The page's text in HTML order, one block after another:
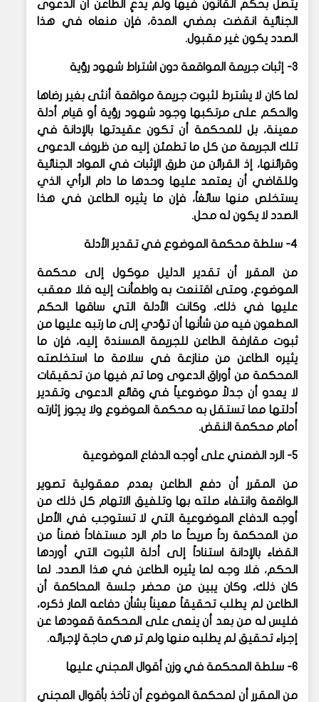
يتصل بحكم القانون فيها ولم يدعِ الطاعن أن الدعوى
الجنائية انقضت بمضي المدة، فإن منعاه في هذا
الصدد يكون غير مقبول.
3- إثبات جريمة المواقعة دون اشتراط شهود رؤية
لما كان لا يشترط لثبوت جريمة مواقعة أنثى بغير رضاها
والحكم على مرتكبها وجود شهود رؤية أو قيام أدلة
معينة، بل للمحكمة أن تكون عقيدتها بالإدانة في
تلك الجريمة من كل ما تطمئن إليه من ظروف الدعوى
وقرائنها، إذ القرائن من طرق الإثبات في المواد الجنائية
وللقاضي أن يعتمد عليها وحدها ما دام الرأي الذي
يستخلص منها سائغاً، فإن ما يثيره الطاعن في هذا
الصدد لا يكون له محل.
4- سلطة محكمة الموضوع في تقدير الأدلة
من المقرر أن تقدير الدليل موكول إلى محكمة
الموضوع، ومتى اقتنعت به واطمأنت إليه فلا معقب
عليها في ذلك، وكانت الأدلة التي ساقها الحكم
المطعون فيه من شأنها أن تؤدي إلى ما رتبه عليها من
ثبوت مقارفة الطاعن للجريمة المسندة إليه، فإن ما
يثيره الطاعن من منازعة في سلامة ما استخلصته
المحكمة من أوراق الدعوى وما تم فيها من تحقيقات
لا يعدو أن جدلاً موضوعياً في وقائع الدعوى وتقدير
أدلتها مما تستقل به محكمة الموضوع ولا يجوز إثارته
أمام محكمة النقض.
5- الرد الضمني على أوجه الدفاع الموضوعية
من المقرر أن دفع الطاعن بعدم معقولية تصوير
الواقعة وانتفاء صلته بها وتلفيق الاتهام كل ذلك من
أوجه الدفاع الموضوعية التي لا تستوجب في الأصل
من المحكمة رداً صريحاً ما دام الرد مستفاداً ضمناً من
القضاء بالإدانة استناداً إلى أدلة الثبوت التي أوردها
الحكم، فلا وجه لما يثيره الطاعن في هذا الصدد. لما
كان ذلك، وكان يبين من محضر جلسة المحاكمة أن
الطاعن لم يطلب تحقيقاً معيناً بشأن دفاعه المار ذكره،
فليس له من بعد أن ينعى على المحكمة قعودها عن
إجراء تحقيق لم يطلبه منها ولم تر هي حاجة لإجرائه.
6- سلطة المحكمة في وزن أقوال المجني عليها
من المقرر أن لمحكمة الموضوع أن تأخذ بأقوال المجني